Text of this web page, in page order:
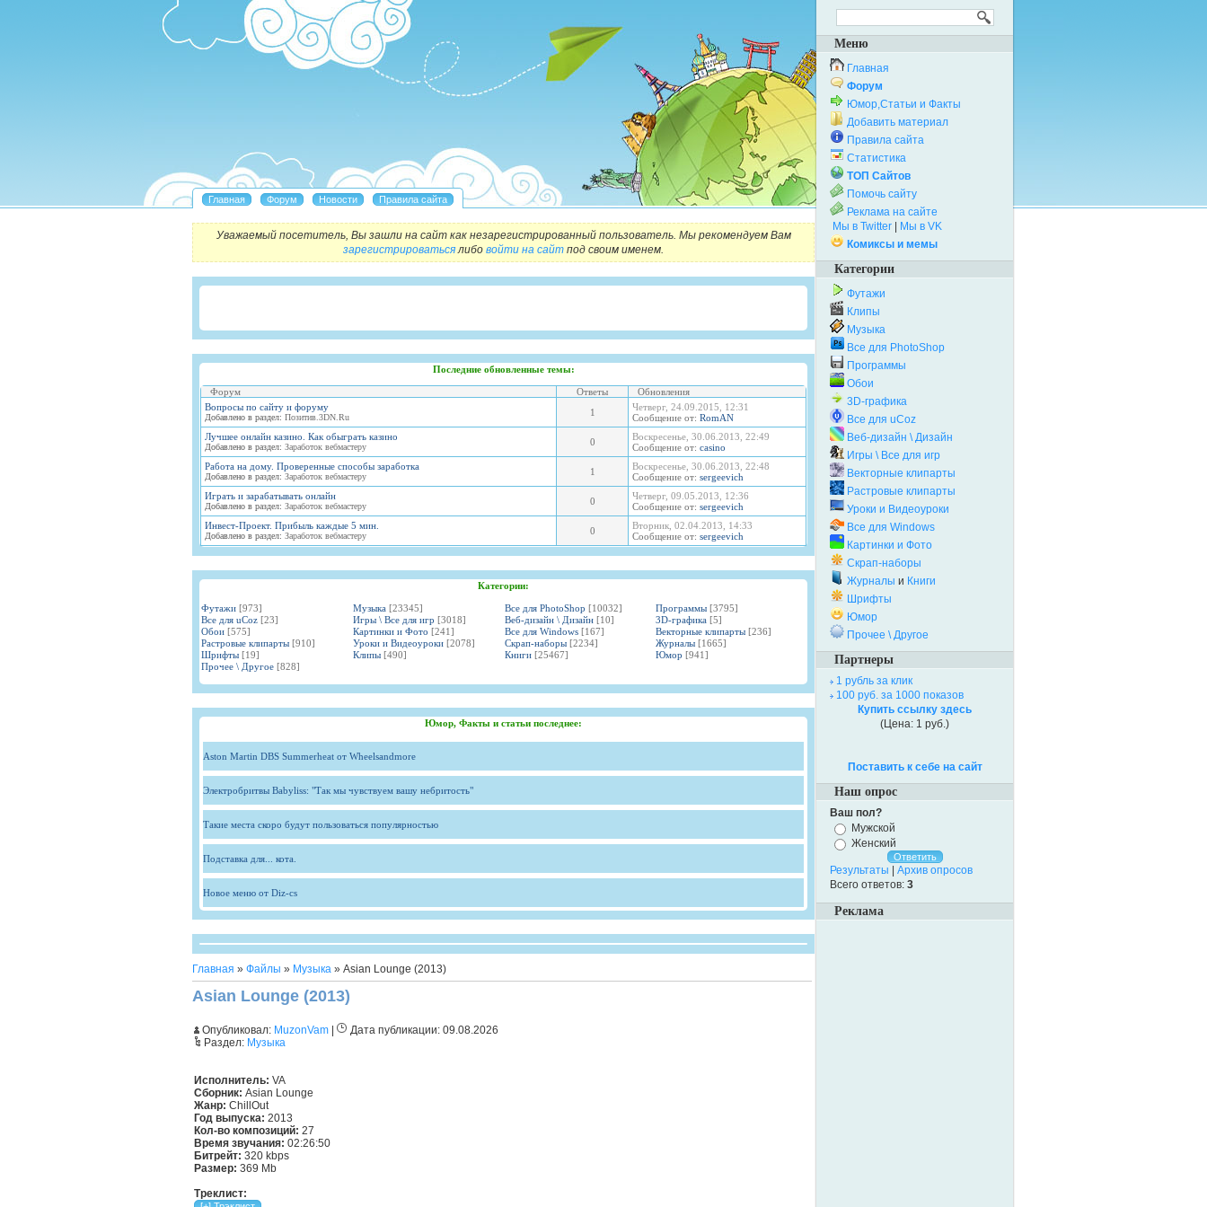
Уважаемый посетитель, Вы зашли на сайт как незарегистрированный пользователь. Мы рекомендуем Вам
зарегистрироватьсялибо войти на сайт под своим именем.
Последние обновленные темы:
Форум Ответы
Обновления
Вопросы по сайту и форуму
Добавлено в раздел: Позитив.3DN.Ru 1
Четверг, 24.09.2015, 12:31
Сообщение от: RomAN
Лучшее онлайн казино. Как обыграть казино
Добавлено в раздел: Заработок вебмастеру 0
Воскресенье, 30.06.2013, 22:49
Сообщение от: casino
Работа на дому. Проверенные способы заработка
Добавлено в раздел: Заработок вебмастеру 1
Воскресенье, 30.06.2013, 22:48
Сообщение от: sergeevich
Играть и зарабатывать онлайн
Добавлено в раздел: Заработок вебмастеру 0
Четверг, 09.05.2013, 12:36
Сообщение от: sergeevich
Инвест-Проект. Прибыль каждые 5 мин.
Добавлено в раздел: Заработок вебмастеру 0
Вторник, 02.04.2013, 14:33
Сообщение от: sergeevich
Категории:
Футажи [973] Музыка [23345] Все для PhotoShop [10032] Программы [3795]
Все для uCoz [23] Игры \ Все для игр [3018] Веб-дизайн \ Дизайн [10] 3D-графика [5]
Обои [575] Картинки и Фото [241] Все для Windows [167] Векторные клипарты [236]
Растровые клипарты [910] Уроки и Видеоуроки [2078] Скрап-наборы [2234] Журналы [1665]
Шрифты [19] Клипы [490] Книги [25467] Юмор [941]
Прочее \ Другое [828]
Юмор, Факты и статьи последнее:
Aston Martin DBS Summerheat от Wheelsandmore
Электробритвы Babyliss: "Так мы чувствуем вашу небритость"
Такие места скоро будут пользоваться популярностью
Подставка для... кота.
Новое меню от Diz-cs
Главная » Файлы » Музыка » Asian Lounge (2013)
Asian Lounge (2013)
Опубликовал: MuzonVam Дата публикации: 09.08.2026
Раздел: Музыка
Исполнитель: VA
Сборник: Asian Lounge
Жанр: ChillOut
Год выпуска: 2013
Кол-во композиций: 27
Время звучания: 02:26:50
Битрейт: 320 kbps
Размер: 369 Mb
Треклист:
Меню
Главная
Форум
Юмор,Статьи и Факты
Добавить материал
Правила сайта
Статистика
ТОП Сайтов
Помочь сайту
Реклама на сайте
Мы в Twitter
Мы в VK
Комиксы и мемы
Категории
Футажи
Клипы
Музыка
Все для PhotoShop
Программы
Обои
3D-графика
Все для uCoz
Веб-дизайн \ Дизайн
Игры \ Все для игр
Векторные клипарты
Растровые клипарты
Уроки и Видеоуроки
Все для Windows
Картинки и Фото
Скрап-наборы
Журналы и Книги
Шрифты
Юмор
Прочее \ Другое
Партнеры
1 рубль за клик
100 руб. за 1000 показов
Купить ссылку здесь
(Цена: 1 руб.)
Поставить к себе на сайт
Наш опрос
Ваш пол?
Мужской
Женский
Результаты | Архив опросов
Всего ответов: 3
Реклама